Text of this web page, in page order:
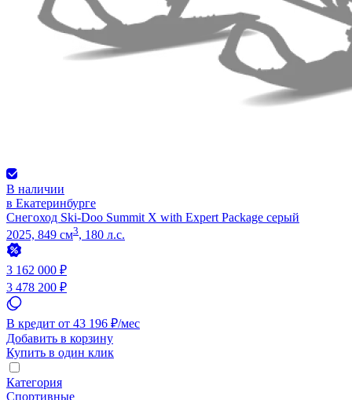
В наличии
в Екатеринбурге
Снегоход Ski-Doo Summit X with Expert Package серый
2025, 849 см3, 180 л.с.
3 162 000 ₽
3 478 200 ₽
В кредит от 43 196 ₽/мес
Добавить в корзину
Купить в один клик
Категория
Спортивные